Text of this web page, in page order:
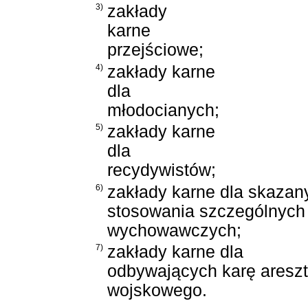
3) zakłady
karne
przejściowe;
4) zakłady karne
dla
młodocianych;
5) zakłady karne
dla
recydywistów;
6) zakłady karne dla
stosowania
wychowawczych;
7) zakłady karne dla
odbywających karę
wojskowego.